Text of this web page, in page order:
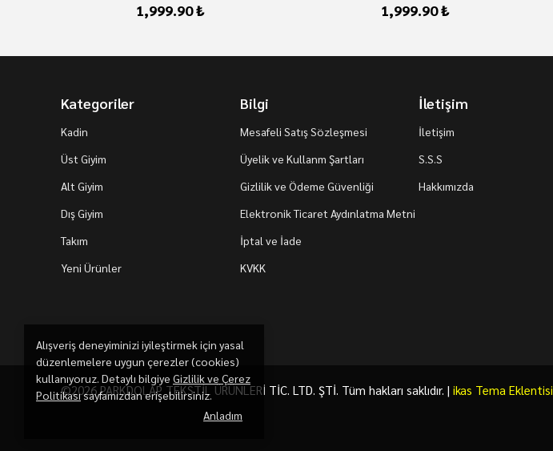
Alışveriş deneyiminizi iyileştirmek için yasal
düzenlemelere uygun çerezler (cookies)
kullanıyoruz. Detaylı bilgiye Gizlilik ve Çerez
Politikasısayfamızdan erişebilirsiniz.
Anladım
1,999.90 ₺ 1,999.90 ₺
Kategoriler
Kadin
Üst Giyim
Alt Giyim
Dış Giyim
Takım
Yeni Ürünler
Bilgi
Mesafeli Satış Sözleşmesi
Üyelik ve Kullanm Şartları
Gizlilik ve Ödeme Güvenliği
Elektronik Ticaret Aydınlatma Metni
İptal ve İade
KVKK
İletişim
İletişim
S.S.S
Hakkımızda
©2026 PARKDOLAP TEKSTİL ÜRÜNLERİ TİC. LTD. ŞTİ. Tüm hakları saklıdır. | ikas Tema Eklentisi